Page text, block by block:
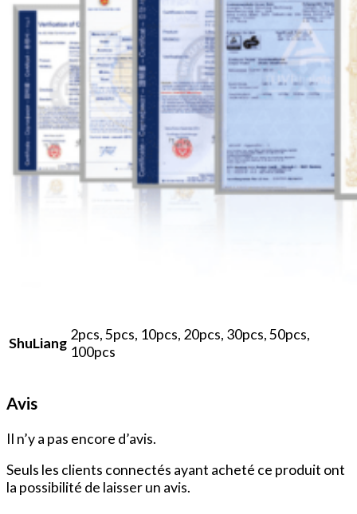
ShuLiang
2pcs, 5pcs, 10pcs, 20pcs, 30pcs, 50pcs,
100pcs
Avis
Il n’y a pas encore d’avis.
Seuls les clients connectés ayant acheté ce produit ont
la possibilité de laisser un avis.